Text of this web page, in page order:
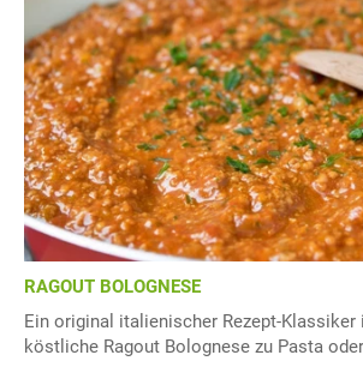
RAGOUT BOLOGNESE
Ein original italienischer Rezept-Klassiker
köstliche Ragout Bolognese zu Pasta